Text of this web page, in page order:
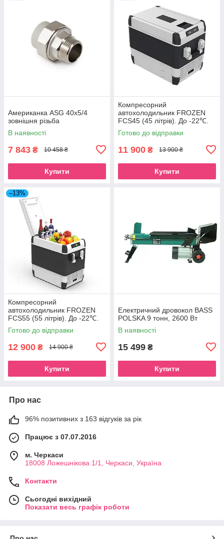
Американка ASG 40x5/4
зовнішня різьба
В наявності
7 843 ₴ 10 458 ₴
Купити
Компресорний
автохолодильник FROZEN
FCS45 (45 літрів). До -22℃.
Живлення 12, 24, 220 вольт
Готово до відправки
11 900 ₴ 13 900 ₴
Купити
–13%
Компресорний
автохолодильник FROZEN
FCS55 (55 літрів). До -22℃.
Живлення 12, 24, 220 вольт
Готово до відправки
12 900 ₴ 14 900 ₴
Купити
Електричний дровокол BASS
POLSKA 9 тонн, 2600 Вт
В наявності
15 499 ₴
Купити
Про нас
96% позитивних з 163 відгуків за рік
Працює з 07.07.2016
м. Черкаси
18008 Ложешнікова 1/1, Черкаси, Україна
Контакти
Сьогодні вихідний
Показати весь графік роботи